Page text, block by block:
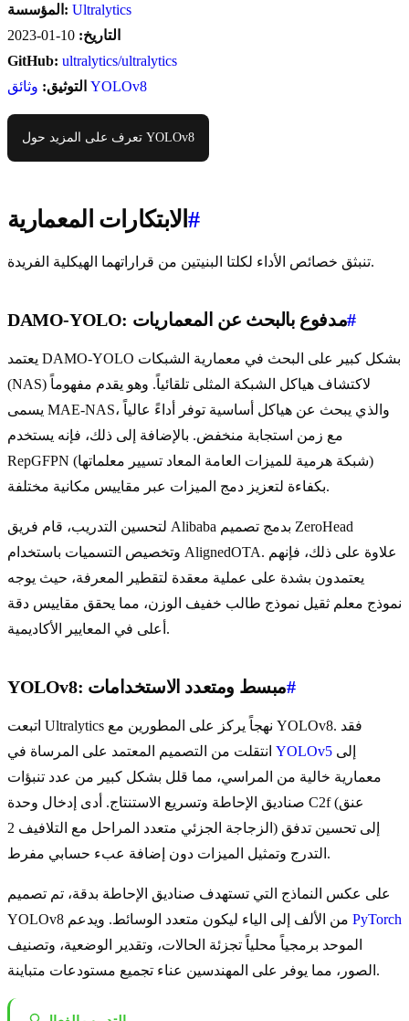
المؤسسة: Ultralytics
التاريخ:
GitHub: ultralytics/ultralytics
التوثيق: وثائق YOLOv8
تعرف على المزيد حول YOLOv8
الابتكارات المعمارية #
تنبثق خصائص الأداء لكلتا البنيتين من قراراتهما الهيكلية الفريدة.
DAMO-YOLO: مدفوع بالبحث عن المعماريات#
يعتمد DAMO-YOLO بشكل كبير على البحث في معمارية الشبكات
(NAS) لاكتشاف هياكل الشبكة المثلى تلقائياً. وهو يقدم مفهوماً
يسمى MAE-NAS، والذي يبحث عن هياكل أساسية توفر أداءً عالياً
مع زمن استجابة منخفض. بالإضافة إلى ذلك، فإنه يستخدم
RepGFPN (شبكة هرمية للميزات العامة المعاد تسيير معلماتها)
بكفاءة لتعزيز دمج الميزات عبر مقاييس مكانية مختلفة.
لتحسين التدريب، قام فريق Alibaba بدمج تصميم ZeroHead
وتخصيص التسميات باستخدام AlignedOTA. علاوة على ذلك، فإنهم
يعتمدون بشدة على عملية معقدة لتقطير المعرفة، حيث يوجه
نموذج معلم ثقيل نموذج طالب خفيف الوزن، مما يحقق مقاييس دقة
أعلى في المعايير الأكاديمية.
YOLOv8: مبسط ومتعدد الاستخدامات#
اتبعت Ultralytics نهجاً يركز على المطورين مع YOLOv8. فقد
YOLOv5
معمارية خالية من المراسي، مما قلل بشكل كبير من عدد تنبؤات
صناديق الإحاطة وتسريع الاستنتاج. أدى إدخال وحدة C2f (عنق
الزجاجة الجزئي متعدد المراحل مع التلافيف 2) إلى تحسين تدفق
التدرج وتمثيل الميزات دون إضافة عبء حسابي مفرط.
على عكس النماذج التي تستهدف صناديق الإحاطة بدقة، تم تصميم
PyTorch
الموحد برمجياً محلياً تجزئة الحالات، وتقدير الوضعية، وتصنيف
الصور، مما يوفر على المهندسين عناء تجميع مستودعات متباينة.